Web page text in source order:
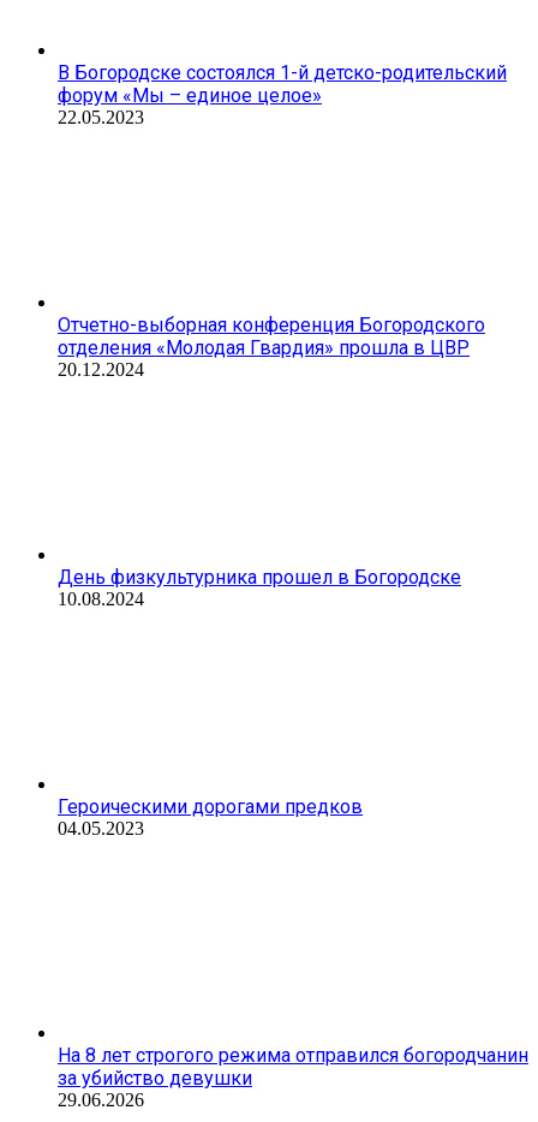
В Богородске состоялся 1-й детско-родительский
форум «Мы – единое целое»
22.05.2023
Отчетно-выборная конференция Богородского
отделения «Молодая Гвардия» прошла в ЦВР
20.12.2024
День физкультурника прошел в Богородске
10.08.2024
Героическими дорогами предков
04.05.2023
На 8 лет строгого режима отправился богородчанин
за убийство девушки
29.06.2026